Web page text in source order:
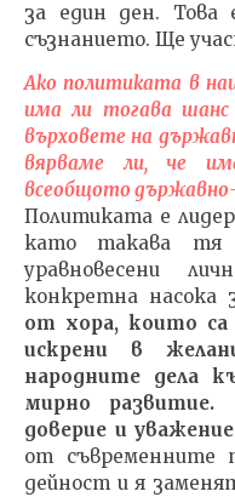
за един ден. Това
съзнанието. Ще
Ако политиката в
има ли тогава
върховете на
вярваме ли, че
всеобщото
Политиката е
като такава
уравновесени
конкретна насока
от хора, които са
искрени в
народните дела
мирно развитие.
доверие и
от съвременните
дейност и я